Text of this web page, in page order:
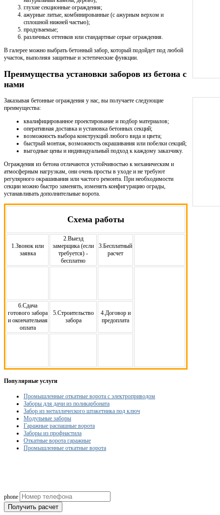
глухие секционные ограждения;
ажурные литые, комбинированные (с ажурным верхом и
сплошной нижней частью);
продуваемые;
различных оттенков или стандартные серые ограждения.
В галерее можно выбрать бетонный забор, который подойдет под любой
участок, выполняя защитные и эстетические функции.
Преимущества установки заборов из бетона с
нами
Заказывая бетонные ограждения у нас, вы получаете следующие
преимущества:
квалифицированное проектирование и подбор материалов;
оперативная доставка и установка бетонных секций;
возможность выбора конструкций любого вида и цвета;
быстрый монтаж, возможность окрашивания или побелки секций;
выгодные цены и индивидуальный подход к каждому заказчику.
Ограждения из бетона отличаются устойчивостью к механическим и
атмосферным нагрузкам, они очень просты в уходе и не требуют
регулярного окрашивания или частого ремонта. При необходимости
секции можно быстро заменять, изменять конфигурацию ограды,
устанавливать дополнительные ворота.
Схема работы
1.Звонок или
заявка
2.Выезд
замерщика (если
требуется) -
бесплатно
3.Бесплатный
расчет
6.Сдача
готового забора
и окончательная
оплата
5.Строительство
забора
4.Договор и
предоплата
Популярные услуги
Промышленные откатные ворота с электроприводом
Заборы для дачи из поликарбоната
Забор из металлического штакетника под ключ
Модульные заборы
Гаражные распашные ворота
Заборы из профнастила
Откатные ворота гаражные
Промышленные откатные ворота
phone
Получить расчет